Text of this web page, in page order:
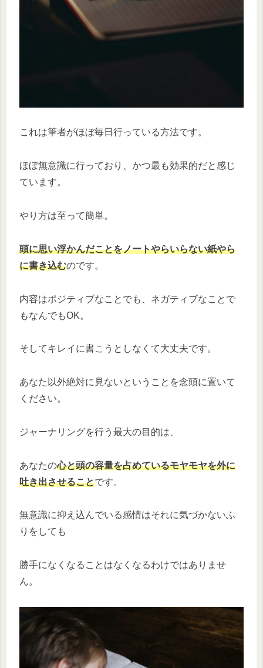
これは筆者がほぼ毎日行っている方法です。
ほぼ無意識に行っており、かつ最も効果的だと感じ
ています。
やり方は至って簡単。
頭に思い浮かんだことをノートやらいらない紙やら
に書き込むのです。
内容はポジティブなことでも、ネガティブなことで
もなんでもOK。
そしてキレイに書こうとしなくて大丈夫です。
あなた以外絶対に見ないということを念頭に置いて
ください。
ジャーナリングを行う最大の目的は、
あなたの心と頭の容量を占めているモヤモヤを外に
吐き出させることです。
無意識に抑え込んでいる感情はそれに気づかないふ
りをしても
勝手になくなることはなくなるわけではありませ
ん。